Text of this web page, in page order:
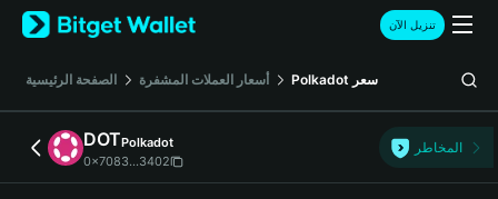
English
日本語
Русский
Español (Latinoamérica)
Türkçe
تنزيل الآن
الصفحة الرئيسية أسعار العملات المشفرة Polkadot سعر
DOTPolkadot
0x7083...3402
المخاطر